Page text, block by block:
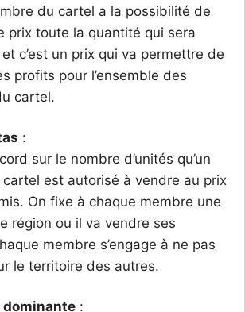
du cartel a la possibilité de
prix toute la quantité qui sera
c’est un prix qui va permettre de
profits pour l’ensemble des
cartel.
:
sur le nombre d’unités qu’un
est autorisé à vendre au prix
On fixe à chaque membre une
région ou il va vendre ses
membre s’engage à ne pas
le territoire des autres.
dominante :